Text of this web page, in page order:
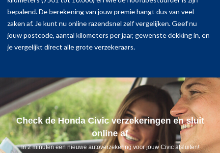
bepalend. De berekening van jouw premie hangt dus van veel
zaken af. Je kunt nu online razendsnel zelf vergelijken. Geef nu
jouw postcode, aantal kilometers per jaar, gewenste dekking in, en
je vergelijkt direct alle grote verzekeraars.
Check de Honda Civic verzekeringen en sluit
online af
In 2 minuten een nieuwe autoverzekering voor jouw Civic afsluiten!